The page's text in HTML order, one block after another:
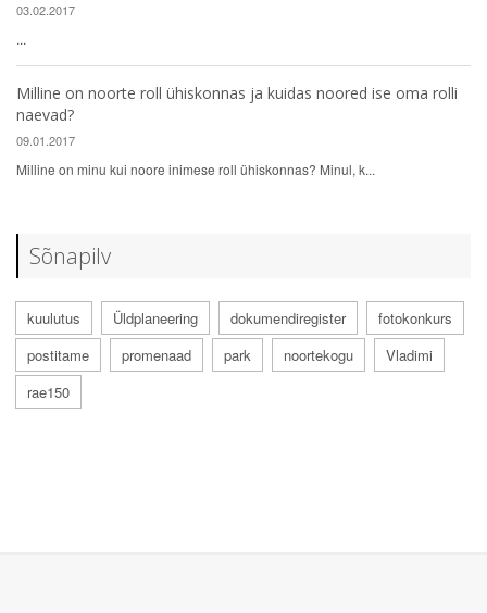
03.02.2017
...
Milline on noorte roll ühiskonnas ja kuidas noored ise oma rolli
naevad?
09.01.2017
Milline on minu kui noore inimese roll ühiskonnas? Minul, k...
Sõnapilv
kuulutus Üldplaneering dokumendiregister
fotokonkurs
postitame
promenaad park noortekogu
Vladimi
rae150